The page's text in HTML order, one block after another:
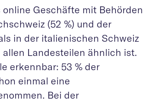
Geschäfte mit Behörden
(52 %) und der
in der italienischen Schweiz
allen Landesteilen ähnlich ist.
erkennbar: 53 % der
einmal eine
Bei der